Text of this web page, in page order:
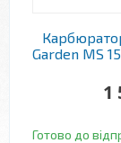
Garden MS
1
Готово до